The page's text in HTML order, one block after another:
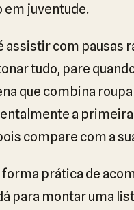
juventude.
assistir com pausas
tudo, pare
que combina roupa
a primeira
compare com a
forma prática de
para montar uma